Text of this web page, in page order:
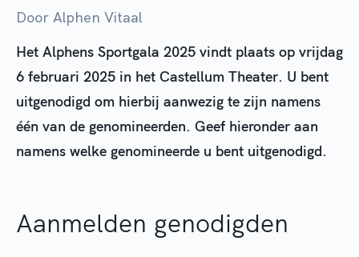
Door Alphen Vitaal
Het Alphens Sportgala 2025 vindt plaats op vrijdag
6 februari 2025 in het Castellum Theater. U bent
uitgenodigd om hierbij aanwezig te zijn namens
één van de genomineerden. Geef hieronder aan
namens welke genomineerde u bent uitgenodigd.
Aanmelden genodigden